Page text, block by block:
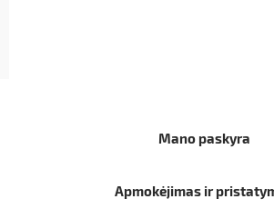
Mano paskyra
Apmokėjimas ir